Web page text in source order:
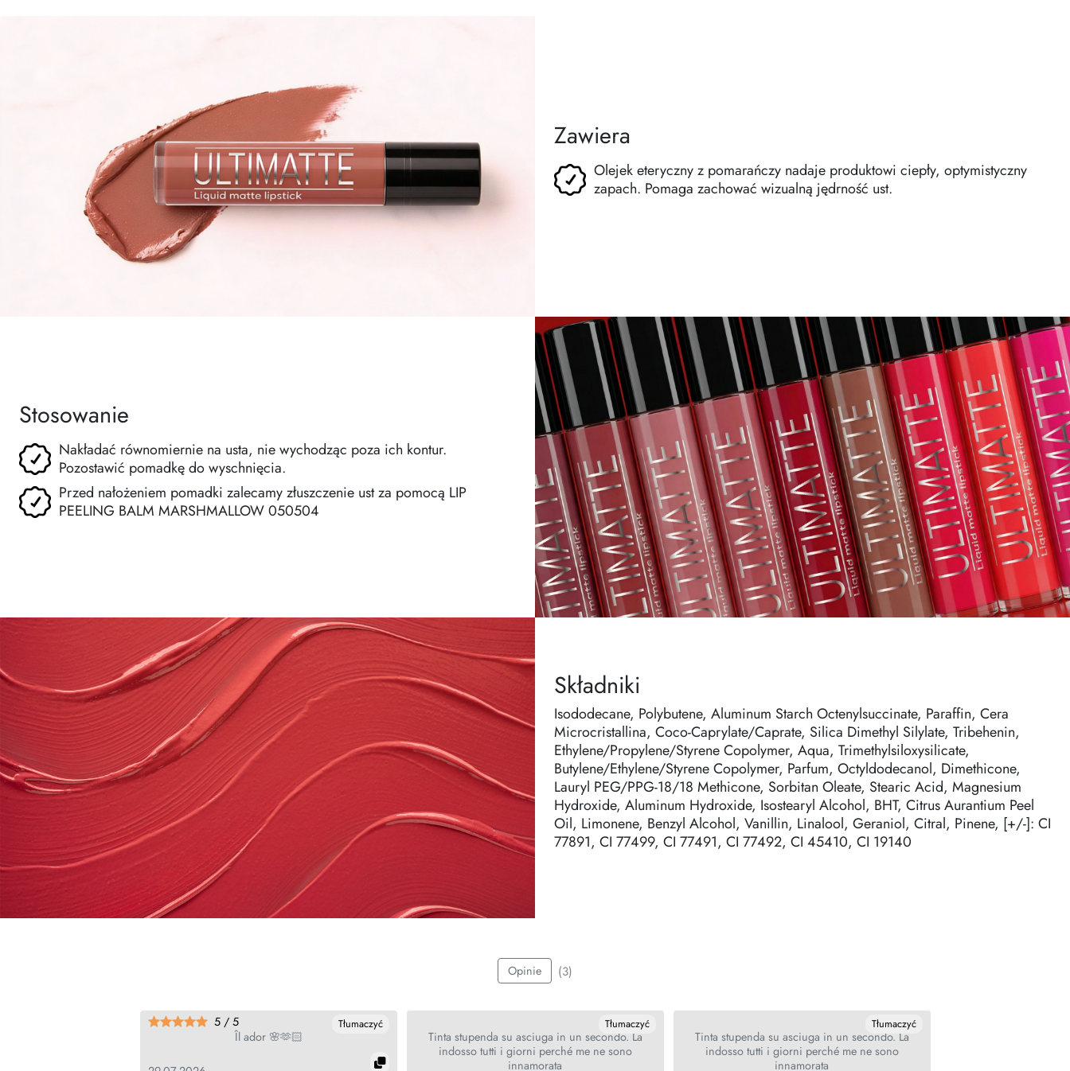
Zawiera
Olejek eteryczny z pomarańczy nadaje produktowi ciepły, optymistyczny
zapach. Pomaga zachować wizualną jędrność ust.
Stosowanie
Nakładać równomiernie na usta, nie wychodząc poza ich kontur.
Pozostawić pomadkę do wyschnięcia.
Przed nałożeniem pomadki zalecamy złuszczenie ust za pomocą LIP
PEELING BALM MARSHMALLOW 050504
Składniki
Isododecane, Polybutene, Aluminum Starch Octenylsuccinate, Paraffin, Cera
Microcristallina, Coco-Caprylate/Caprate, Silica Dimethyl Silylate, Tribehenin,
Ethylene/Propylene/Styrene Copolymer, Aqua, Trimethylsiloxysilicate,
Butylene/Ethylene/Styrene Copolymer, Parfum, Octyldodecanol, Dimethicone,
Lauryl PEG/PPG-18/18 Methicone, Sorbitan Oleate, Stearic Acid, Magnesium
Hydroxide, Aluminum Hydroxide, Isostearyl Alcohol, BHT, Citrus Aurantium Peel
Oil, Limonene, Benzyl Alcohol, Vanillin, Linalool, Geraniol, Citral, Pinene, [+/-]: CI
77891, CI 77499, CI 77491, CI 77492, CI 45410, CI 19140
Opinie (3)
Tłumaczyć
Îl ador 🌸🫶🏻
5 / 5 Tłumaczyć
Tinta stupenda su asciuga in un secondo. La
indosso tutti i giorni perché me ne sono
innamorata
Tłumaczyć
Tinta stupenda su asciuga in un secondo. La
indosso tutti i giorni perché me ne sono
innamorata